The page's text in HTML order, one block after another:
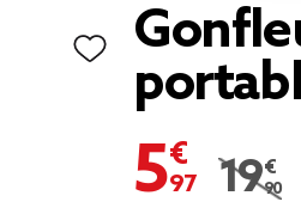
5,97 €
Prix
19,90 €